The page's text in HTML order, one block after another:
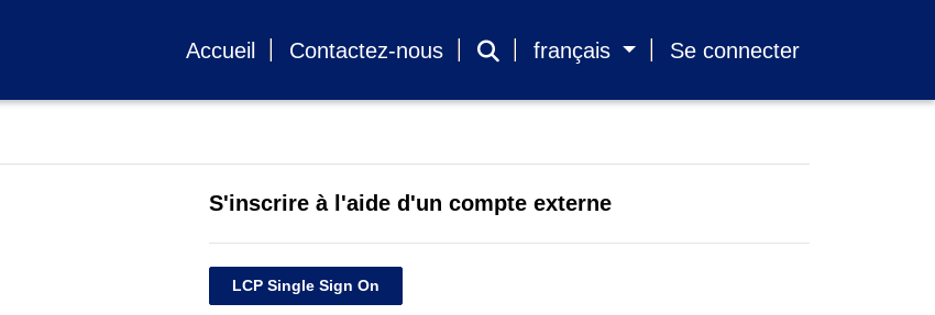
Accueil Contactez-nous français Se connecter
S'inscrire à l'aide d'un compte externe
LCP Single Sign On